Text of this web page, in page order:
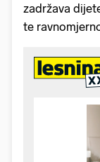
zadržava
te